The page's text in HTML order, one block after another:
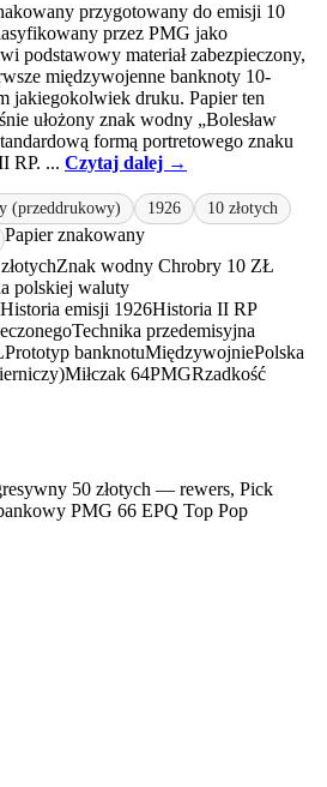
przygotowany do emisji 10
przez PMG jako
podstawowy materiał zabezpieczony,
międzywojenne banknoty 10-
jakiegokolwiek druku. Papier ten
ułożony znak wodny „Bolesław
formą portretowego znaku
RP. ... Czytaj dalej →
(przeddrukowy) 1926
10 złotych
Papier znakowany
Znak wodny Chrobry 10 ZŁ
polskiej waluty
Historia emisji 1926Historia II RP
Technika przedemisyjna
Prototyp banknotuMiędzywojniePolska
Miłczak 64PMGRzadkość